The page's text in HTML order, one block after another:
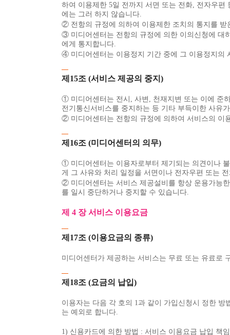
하여 이용제한 5일 전까지 서면 또는 전화, 전자우
에는 그러 하지 않습니다.
② 전항의 규정에 의하여 이용제한 조치의 통지를 받
③ 미디어센터는 전항의 규정에 의한 이의신청에 대
에게 통지합니다.
④ 미디어센터는 이용정지 기간 중에 그 이용정지의
제15조 (서비스 제공의 중지)
① 미디어센터는 전시, 사변, 천재지변 또는 이에 준
전기통신서비스를 중지하는 등 기타 부득이한 사유
② 미디어센터는 전항의 규정에 의하여 서비스의 이
제16조 (미디어센터의 의무)
① 미디어센터는 이용자로부터 제기되는 의견이나
게 그 사유와 처리 일정을 서면이나 전자우편 또는
② 미디어센터는 서비스 제공설비를 항상 운용가능
를 일시 중단하거나 중지할 수 있습니다.
제 4 장 서비스 이용요금
제17조 (이용요금의 종류)
미디어센터가 제공하는 서비스는 무료 또는 유료로
제18조 (요금의 납입)
이용자는 다음 각 호의 1과 같이 가입신청시 정한
는 예외로 합니다.
1) 신용카드에 의한 방법 : 서비스 이용요금 납입 책